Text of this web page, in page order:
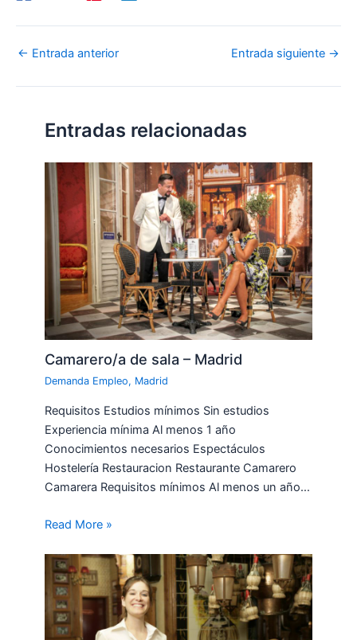
← Entrada anterior Entrada siguiente →
Entradas relacionadas
Camarero/a de sala – Madrid
Demanda Empleo, Madrid
Requisitos Estudios mínimos Sin estudios
Experiencia mínima Al menos 1 año
Conocimientos necesarios Espectáculos
Hostelería Restauracion Restaurante Camarero
Camarera Requisitos mínimos Al menos un año…
Read More »